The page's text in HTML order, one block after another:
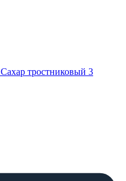
Сахар тростниковый 3